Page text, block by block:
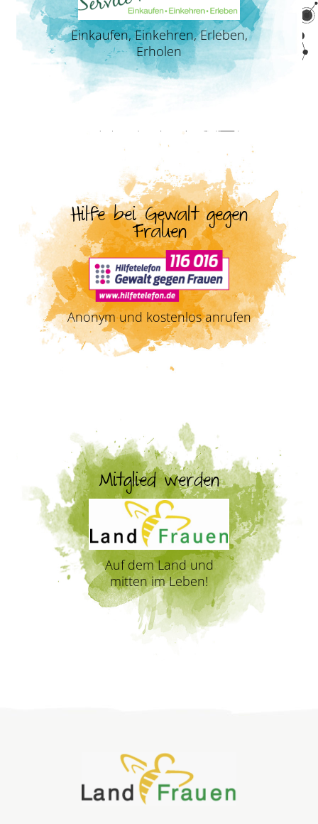
Einkaufen, Einkehren, Erleben,
Erholen
Hilfe bei Gewalt gegen
Frauen
Anonym und kostenlos anrufen
Mitglied werden
Auf dem Land und
mitten im Leben!